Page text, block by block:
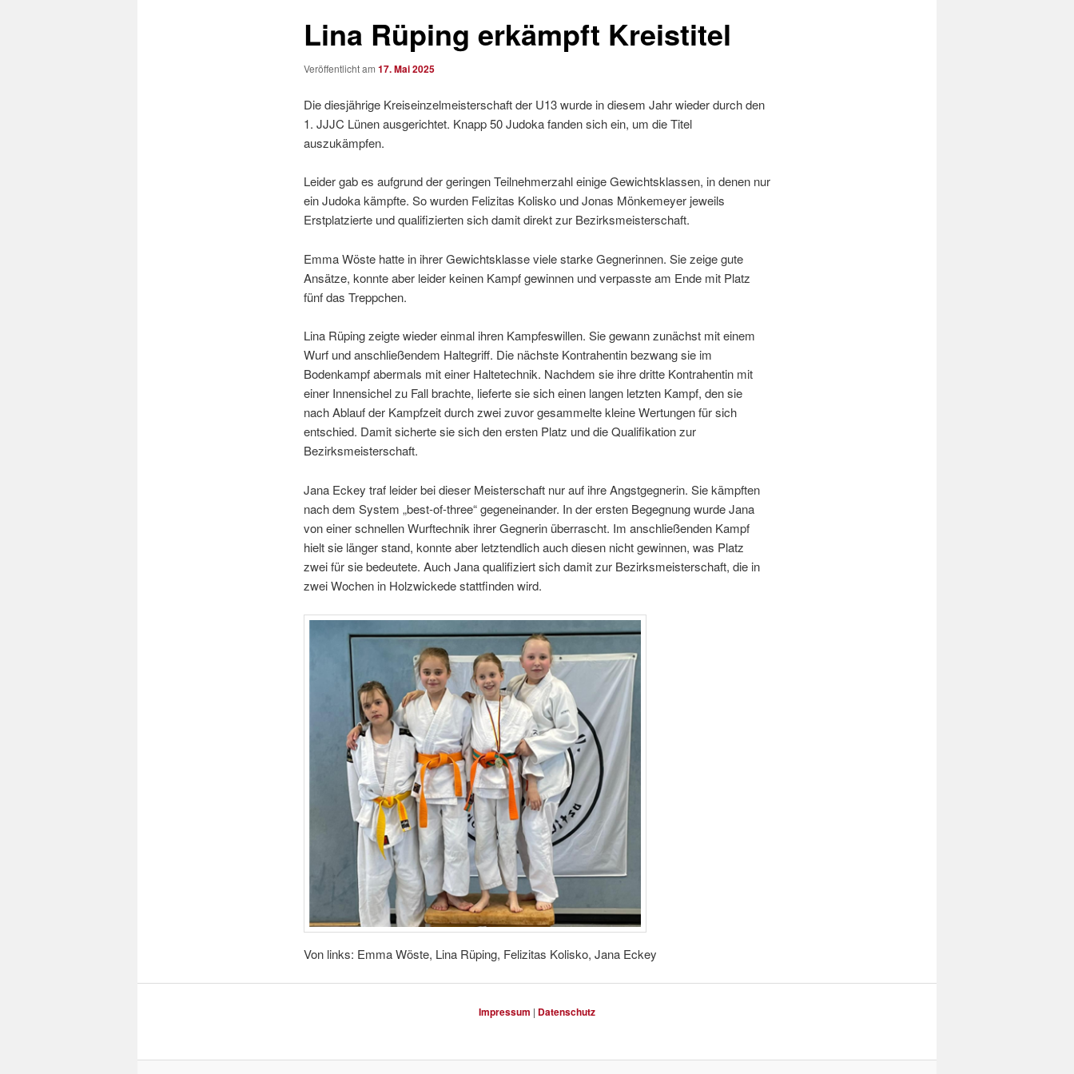
Lina Rüping erkämpft Kreistitel
Veröffentlicht am 17. Mai 2025
Die diesjährige Kreiseinzelmeisterschaft der U13 wurde in diesem Jahr wieder durch den
1. JJJC Lünen ausgerichtet. Knapp 50 Judoka fanden sich ein, um die Titel
auszukämpfen.
Leider gab es aufgrund der geringen Teilnehmerzahl einige Gewichtsklassen, in denen nur
ein Judoka kämpfte. So wurden Felizitas Kolisko und Jonas Mönkemeyer jeweils
Erstplatzierte und qualifizierten sich damit direkt zur Bezirksmeisterschaft.
Emma Wöste hatte in ihrer Gewichtsklasse viele starke Gegnerinnen. Sie zeige gute
Ansätze, konnte aber leider keinen Kampf gewinnen und verpasste am Ende mit Platz
fünf das Treppchen.
Lina Rüping zeigte wieder einmal ihren Kampfeswillen. Sie gewann zunächst mit einem
Wurf und anschließendem Haltegriff. Die nächste Kontrahentin bezwang sie im
Bodenkampf abermals mit einer Haltetechnik. Nachdem sie ihre dritte Kontrahentin mit
einer Innensichel zu Fall brachte, lieferte sie sich einen langen letzten Kampf, den sie
nach Ablauf der Kampfzeit durch zwei zuvor gesammelte kleine Wertungen für sich
entschied. Damit sicherte sie sich den ersten Platz und die Qualifikation zur
Bezirksmeisterschaft.
Jana Eckey traf leider bei dieser Meisterschaft nur auf ihre Angstgegnerin. Sie kämpften
nach dem System „best-of-three“ gegeneinander. In der ersten Begegnung wurde Jana
von einer schnellen Wurftechnik ihrer Gegnerin überrascht. Im anschließenden Kampf
hielt sie länger stand, konnte aber letztendlich auch diesen nicht gewinnen, was Platz
zwei für sie bedeutete. Auch Jana qualifiziert sich damit zur Bezirksmeisterschaft, die in
zwei Wochen in Holzwickede stattfinden wird.
Von links: Emma Wöste, Lina Rüping, Felizitas Kolisko, Jana Eckey
Impressum | Datenschutz